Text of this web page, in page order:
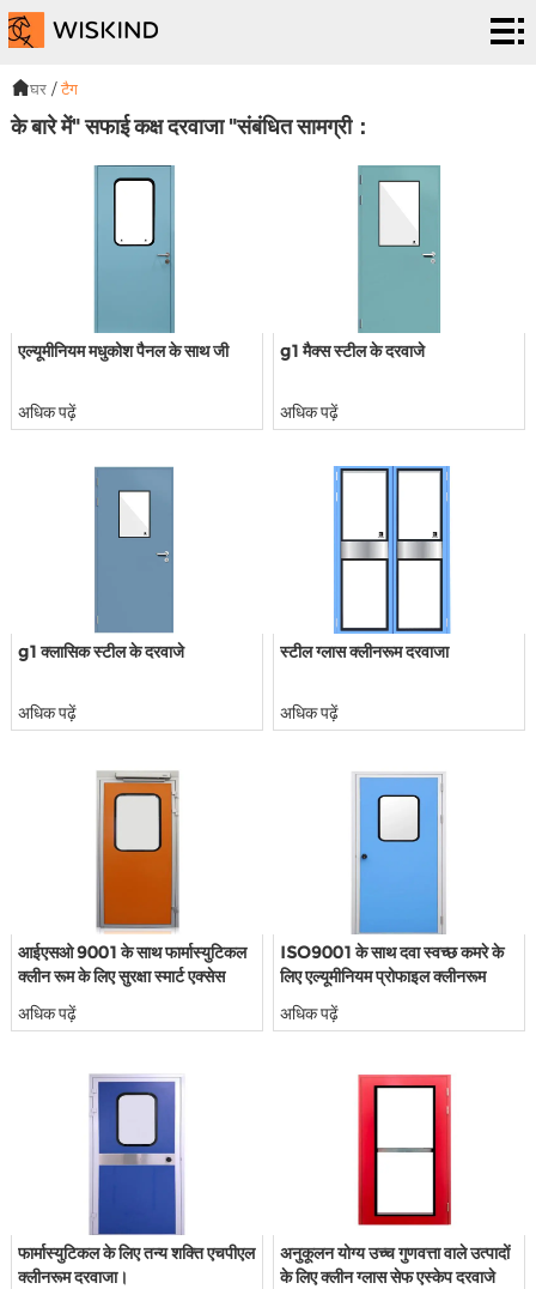
स्वच्छकक्ष
प्रणाली
ईपीसी
सेवाएं
समानुपात
कार्यक्रम
हमसे
संपर्क
घर/टैग
के बारे में" सफाई कक्ष दरवाजा "संबंधित सामग्री：
एल्यूमीनियम मधुकोश पैनल के साथ जी
अधिक पढ़ें
g1 मैक्स स्टील के दरवाजे
अधिक पढ़ें
g1 क्लासिक स्टील के दरवाजे
अधिक पढ़ें
स्टील ग्लास क्लीनरूम दरवाजा
अधिक पढ़ें
आईएसओ 9001 के साथ फार्मास्युटिकल
क्लीन रूम के लिए सुरक्षा स्मार्ट एक्सेस
मॉड्यूलर क्लीनरूम दरवाजे
अधिक पढ़ें
ISO9001 के साथ दवा स्वच्छ कमरे के
लिए एल्यूमीनियम प्रोफाइल क्लीनरूम
दरवाजे।
अधिक पढ़ें
फार्मास्युटिकल के लिए तन्य शक्ति एचपीएल
क्लीनरूम दरवाजा।
अनुकूलन योग्य उच्च गुणवत्ता वाले उत्पादों
के लिए क्लीन ग्लास सेफ एस्केप दरवाजे